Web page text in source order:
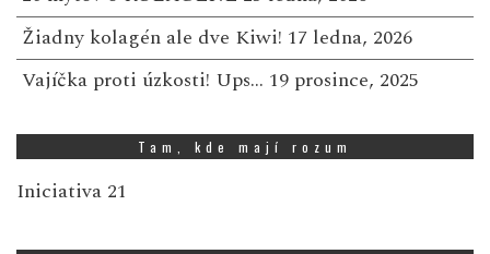
Žiadny kolagén ale dve Kiwi! 17 ledna, 2026
Vajíčka proti úzkosti! Ups… 19 prosince, 2025
Tam, kde mají rozum
Iniciativa 21